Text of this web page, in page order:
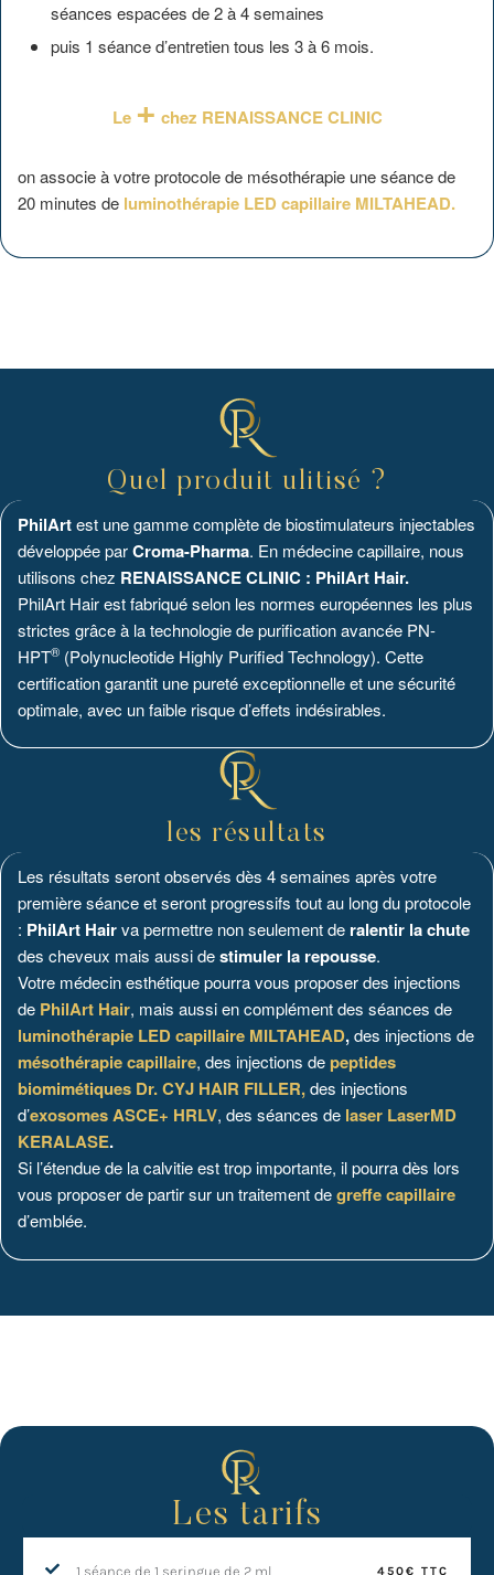
séances espacées de 2 à 4 semaines
puis 1 séance d’entretien tous les 3 à 6 mois.
Le + chez RENAISSANCE CLINIC
on associe à votre protocole de mésothérapie une séance de
20 minutes de luminothérapie LED capillaire MILTAHEAD.
Quel produit ulitisé ?
PhilArtest une gamme complète de biostimulateurs injectables
développée parCroma-Pharma. En médecine capillaire, nous
utilisons chez RENAISSANCE CLINIC : PhilArt Hair.
PhilArt Hair est fabriqué selon les normes européennes les plus
strictes grâce à la technologie de purification avancée PN-
HPT® (Polynucleotide Highly Purified Technology). Cette
certification garantit une pureté exceptionnelle et une sécurité
optimale, avec un faible risque d’effets indésirables.
les résultats
Les résultats seront observés dès 4 semaines après votre
première séance et seront progressifs tout au long du protocole
: PhilArt Hairva permettre non seulement de ralentir la chute
des cheveux mais aussi destimuler la repousse.
Votre médecin esthétique pourra vous proposer des injections
de PhilArt Hair, mais aussi en complément des séances de
luminothérapie LED capillaire MILTAHEAD,des injections de
mésothérapie capillaire, des injections depeptides
biomimétiques Dr. CYJ HAIR FILLER,des injections
d’exosomes ASCE+ HRLV, des séances de laser LaserMD
KERALASE.
Si l’étendue de la calvitie est trop importante, il pourra dès lors
vous proposer de partir sur un traitement degreffe capillaire
d’emblée.
Les tarifs
1 séance de 1 seringue de 2 ml 450€ TTC